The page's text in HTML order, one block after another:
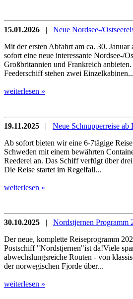
15.01.2026 | Neue Nordsee-/
Mit der ersten Abfahrt am ca. 30.
sofort eine neue interessante Nordsee-/
Großbritannien und Frankreich
Feederschiff stehen zwei Einzelkabinen...
weiterlesen »
19.11.2025 | Neue Schnupperreise ab
Ab sofort bieten wir eine 6-7tägige
Schweden mit einem bewährten
Reederei an. Das Schiff verfügt über
Die Reise startet im Regelfall...
weiterlesen »
30.10.2025 | Nordstjernen Programm
Der neue, komplette Reiseprogramm
Postschiff "Nordstjernen"ist da!Viele
abwechslungsreiche Routen - von
der norwegischen Fjorde über...
weiterlesen »